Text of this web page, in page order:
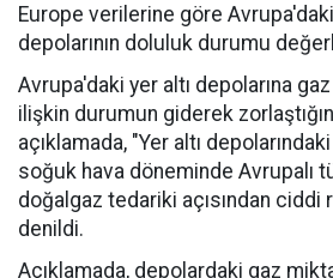
Europe verilerine göre
depolarının doluluk durumu
Avrupa'daki yer altı depolarına
ilişkin durumun giderek
açıklamada, "Yer altı
soğuk hava döneminde Avrupalı
doğalgaz tedariki açısından
denildi.
Açıklamada, depolardaki gaz